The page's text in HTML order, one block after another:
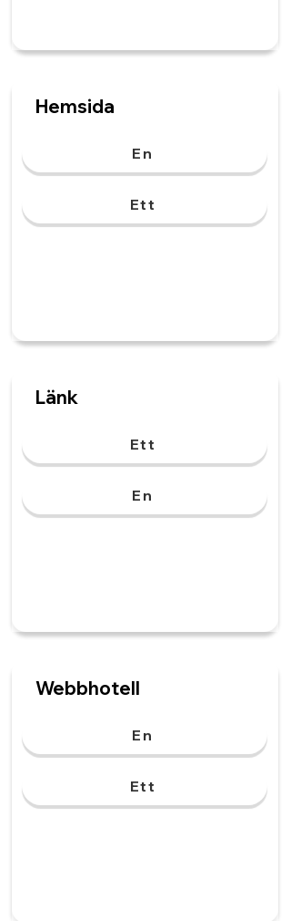
Hemsida
En
Ett
Länk
Ett
En
Webbhotell
En
Ett